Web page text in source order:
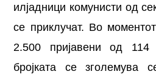
илјадници комунисти од
се приклучат. Во
2.500 пријавени од 114
бројката се зголемува